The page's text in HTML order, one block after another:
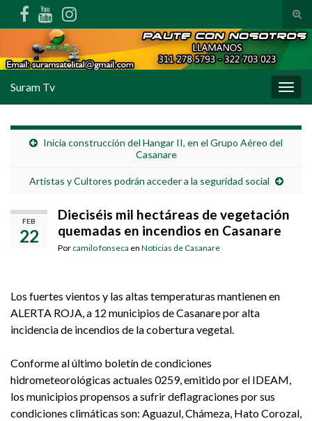
Suram Tv
Inicia construcción del Hangar II, en el Grupo Aéreo del
Casanare
Artistas y Cultores podrán acceder a la seguridad social
FEB
22
Dieciséis mil hectáreas de vegetación
quemadas en incendios en Casanare
Por camilo fonseca en Noticias de Casanare
Los fuertes vientos y las altas temperaturas mantienen en
ALERTA ROJA, a 12 municipios de Casanare por alta
incidencia de incendios de la cobertura vegetal.
Conforme al último boletín de condiciones
hidrometeorológicas actuales 0259, emitido por el IDEAM,
los municipios propensos a sufrir deflagraciones por sus
condiciones climáticas son: Aguazul, Chámeza, Hato Corozal,